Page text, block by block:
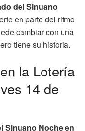
del Sinuano
en parte del ritmo
cambiar con una
tiene su historia.
la Lotería
14 de
Sinuano Noche en